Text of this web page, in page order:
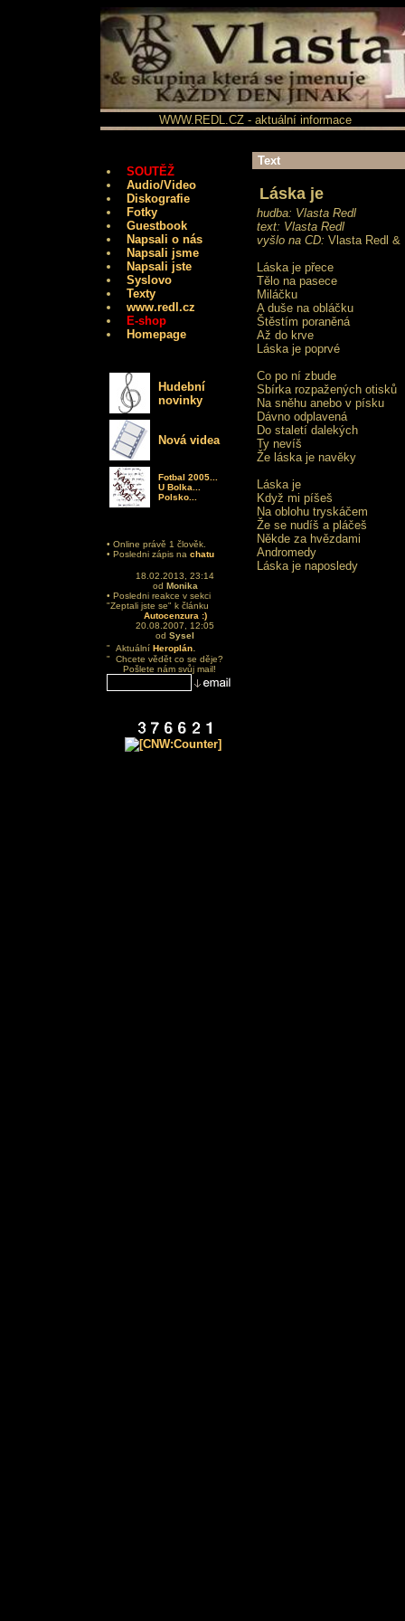
WWW.REDL.CZ - aktuální informace
SOUTĚŽ
Audio/Video
Diskografie
Fotky
Guestbook
Napsali o nás
Napsali jsme
Napsali jste
Syslovo
Texty
www.redl.cz
E-shop
Homepage
Hudební
novinky
Nová videa
Fotbal 2005...
U Bolka...
Polsko...
• Online právě 1 člověk.
• Posledni zápis na chatu
18.02.2013, 23:14
od Monika
• Posledni reakce v sekci
"Zeptali jste se" k článku
Autocenzura :)
20.08.2007, 12:05
od Sysel
" Aktuální Heroplán.
" Chcete vědět co se děje?
Pošlete nám svůj mail!
Text
Láska je
hudba: Vlasta Redl
text: Vlasta Redl
vyšlo na CD: Vlasta Redl &
Láska je přece
Tělo na pasece
Miláčku
A duše na obláčku
Štěstím poraněná
Až do krve
Láska je poprvé
Co po ní zbude
Sbírka rozpažených otisků
Na sněhu anebo v písku
Dávno odplavená
Do staletí dalekých
Ty nevíš
Že láska je navěky
Láska je
Když mi píšeš
Na oblohu tryskáčem
Že se nudíš a pláčeš
Někde za hvězdami
Andromedy
Láska je naposledy